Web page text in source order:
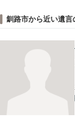
釧路市から近い遺